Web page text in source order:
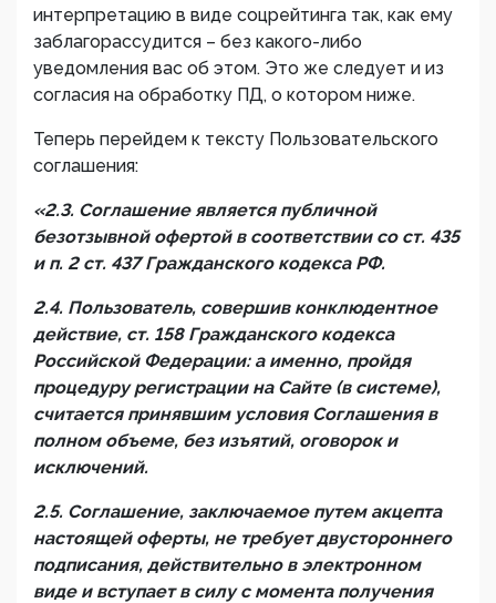
интерпретацию в виде соцрейтинга так, как ему
заблагорассудится – без какого-либо
уведомления вас об этом. Это же следует и из
согласия на обработку ПД, о котором ниже.
Теперь перейдем к тексту Пользовательского
соглашения:
«2.3. Соглашение является публичной
безотзывной офертой в соответствии со ст. 435
и п. 2 ст. 437 Гражданского кодекса РФ.
2.4. Пользователь, совершив конклюдентное
действие, ст. 158 Гражданского кодекса
Российской Федерации: а именно, пройдя
процедуру регистрации на Сайте (в системе),
считается принявшим условия Соглашения в
полном объеме, без изъятий, оговорок и
исключений.
2.5. Соглашение, заключаемое путем акцепта
настоящей оферты, не требует двустороннего
подписания, действительно в электронном
виде и вступает в силу с момента получения